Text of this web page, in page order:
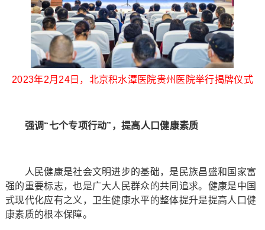
2023年2月24日，北京积水潭医院贵州医院举行揭牌仪式
强调“七个专项行动”，提高人口健康素质
人民健康是社会文明进步的基础，是民族昌盛和国家富
强的重要标志，也是广大人民群众的共同追求。健康是中国
式现代化应有之义，卫生健康水平的整体提升是提高人口健
康素质的根本保障。